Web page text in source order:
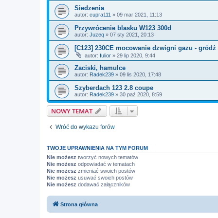
Siedzenia
autor: cupra111 » 09 mar 2021, 11:13
Przywrócenie blasku W123 300d
autor: Juzeq » 07 sty 2021, 20:13
[C123] 230CE mocowanie dzwigni gazu - gródź
autor: fulior » 29 lip 2020, 9:44
Zaciski, hamulce
autor: Radek239 » 09 lis 2020, 17:48
Szyberdach 123 2.8 coupe
autor: Radek239 » 30 paź 2020, 8:59
NOWY TEMAT
Wróć do wykazu forów
TWOJE UPRAWNIENIA NA TYM FORUM
Nie możesz tworzyć nowych tematów
Nie możesz odpowiadać w tematach
Nie możesz zmieniać swoich postów
Nie możesz usuwać swoich postów
Nie możesz dodawać załączników
Strona główna